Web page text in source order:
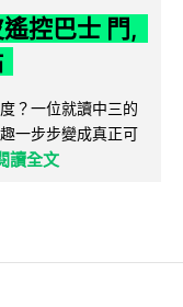
控巴士 門,
？一位就讀中三的
一步步變成真正可
讀全文